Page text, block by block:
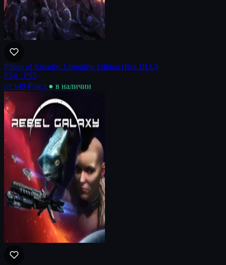
Pillars of Eternity: Complete Edition (Все DLC)
PS4 · PS5
от 149 ₽/нед ● в наличии